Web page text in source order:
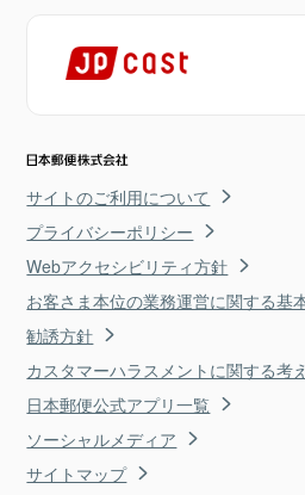
サイトのご利用について
プライバシーポリシー
Webアクセシビリティ方針
お客さま本位の業務運営に関する基
勧誘方針
カスタマーハラスメントに関する考
日本郵便公式アプリ一覧
ソーシャルメディア
サイトマップ